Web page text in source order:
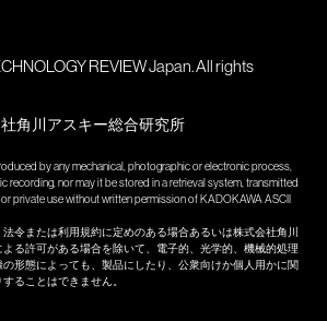
REVIEW Japan. All rights
角川アスキー総合研究所
by any mechanical, photographic or electronic process,
recording, nor may it be stored in a retrieval system, transmitted
private use without written permission of KADOKAWA ASCII
令または利用規約に定めのある場合あるいは株式会社角川
る許可がある場合を除いて、電子的、光学的、機械的処理
形態によっても、製品にしたり、公衆向けか個人用かに関
ることはできません。